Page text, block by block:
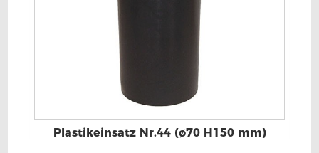
Plastikeinsatz Nr.44 (ø70 H150 mm)